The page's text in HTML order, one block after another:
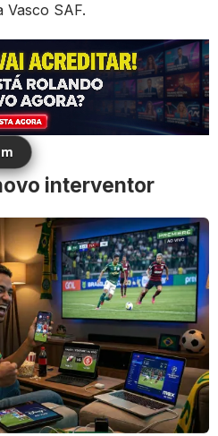
Vasco SAF.
interventor